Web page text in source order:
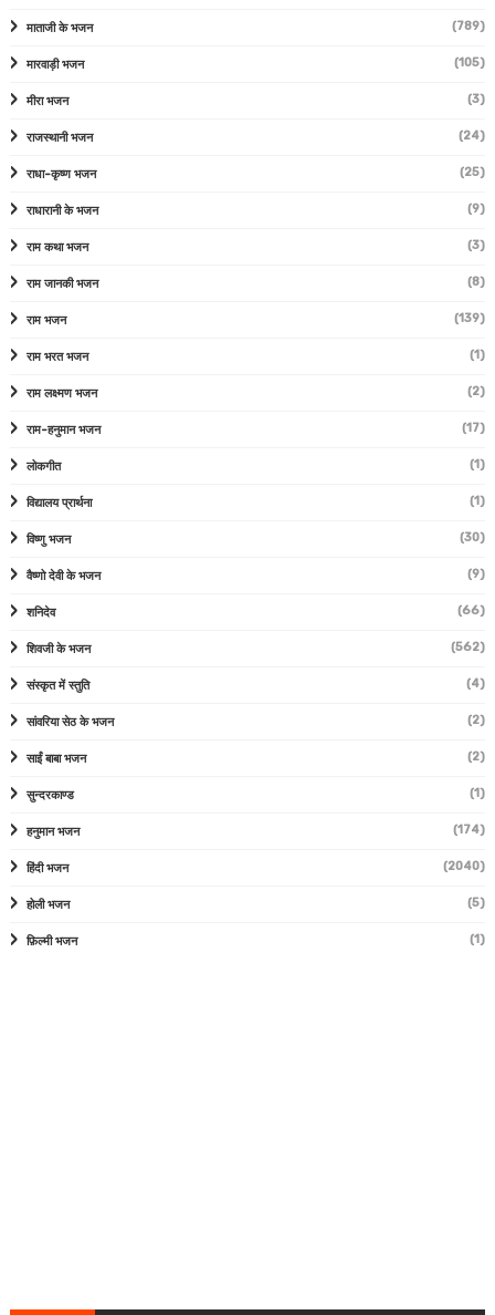
माताजी के भजन (789)
मारवाड़ी भजन (105)
मीरा भजन (3)
राजस्थानी भजन (24)
राधा-कृष्ण भजन (25)
राधारानी के भजन (9)
राम कथा भजन (3)
राम जानकी भजन (8)
राम भजन (139)
राम भरत भजन (1)
राम लक्ष्मण भजन (2)
राम-हनुमान भजन (17)
लोकगीत (1)
विद्यालय प्रार्थना (1)
विष्णु भजन (30)
वैष्णो देवी के भजन (9)
शनिदेव (66)
शिवजी के भजन (562)
संस्कृत में स्तुति (4)
सांवरिया सेठ के भजन (2)
साईं बाबा भजन (2)
सुन्दरकाण्ड (1)
हनुमान भजन (174)
हिंदी भजन (2040)
होली भजन (5)
फ़िल्मी भजन (1)